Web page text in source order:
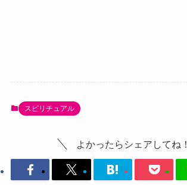
スピリチュアル
よかったらシェアしてね！